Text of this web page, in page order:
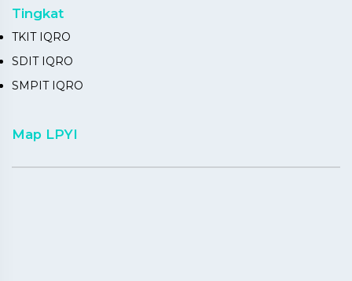
Tingkat
TKIT IQRO
SDIT IQRO
SMPIT IQRO
Map LPYI